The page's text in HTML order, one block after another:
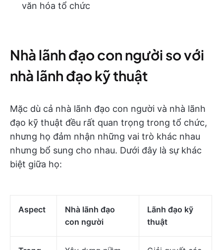
văn hóa tổ chức
Nhà lãnh đạo con người so với
nhà lãnh đạo kỹ thuật
Mặc dù cả nhà lãnh đạo con người và nhà lãnh
đạo kỹ thuật đều rất quan trọng trong tổ chức,
nhưng họ đảm nhận những vai trò khác nhau
nhưng bổ sung cho nhau. Dưới đây là sự khác
biệt giữa họ:
Aspect
Nhà lãnh đạo
con người
Lãnh đạo kỹ
thuật